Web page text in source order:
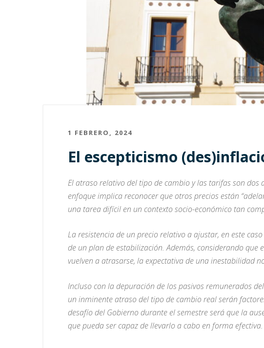
1 FEBRERO, 2024
El escepticismo
El atraso relativo del tipo de cambio y las tarifas son
enfoque implica reconocer que otros precios están
una tarea difícil en un contexto socio-económico tan
La resistencia de un precio relativo a ajustar, en este
de un plan de estabilización. Además, considerando que
vuelven a atrasarse, la expectativa de una inestabilidad
Incluso con la depuración de los pasivos remunerados
un inminente atraso del tipo de cambio real serán
desafío del Gobierno durante el semestre será que la
que pueda ser capaz de llevarlo a cabo en forma efectiva.